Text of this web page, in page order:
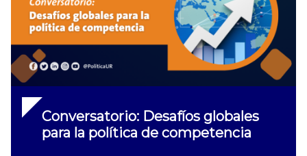
Conversatorio: Desafíos globales
para la política de competencia